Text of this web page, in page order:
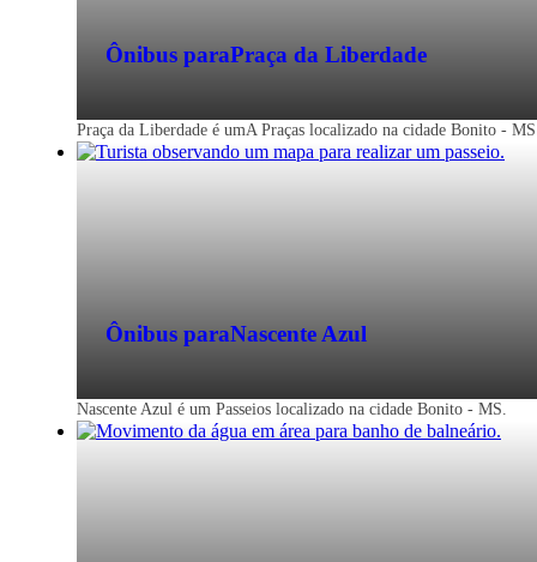
Ônibus paraPraça da Liberdade
Praça da Liberdade é umA Praças localizado na cidade Bonito -
Ônibus paraNascente Azul
Nascente Azul é um Passeios localizado na cidade Bonito - MS.